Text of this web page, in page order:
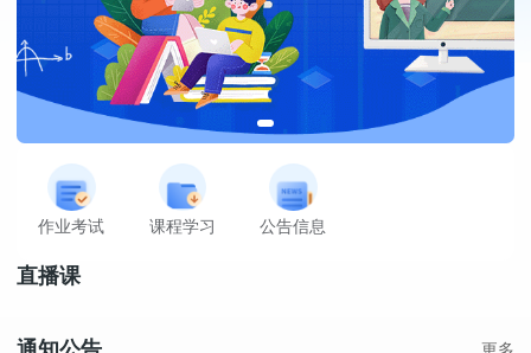
作业考试 课程学习 公告信息
直播课
更多